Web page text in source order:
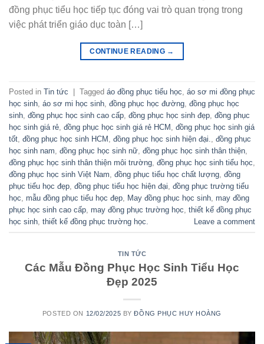
đồng phục tiểu học tiếp tục đóng vai trò quan trọng trong
việc phát triển giáo dục toàn […]
CONTINUE READING →
Posted in Tin tức Tagged áo đồng phục tiểu học áo sơ mi đồng phục
học sinh áo sơ mi học sinh đồng phục học đường đồng phục học
sinh đồng phục học sinh cao cấp đồng phục học sinh đẹp đồng phục
học sinh giá rẻ đồng phục học sinh giá rẻ HCM
đồng phục học sinh giá
tốt đồng phục học sinh HCM đồng phục học sinh hiện đại.
đồng phục
học sinh nam đồng phục học sinh nữ đồng phục học sinh thân thiện
đồng phục học sinh thân thiện môi trường đồng phục học sinh tiểu học
đồng phục học sinh Việt Nam đồng phục tiểu học chất lượng đồng
phục tiểu học đẹp đồng phục tiểu học hiện đại đồng phục trường tiểu
học mẫu đồng phục tiểu học đẹp May đồng phục học sinh may đồng
phục học sinh cao cấp may đồng phục trường học thiết kế đồng phục
học sinh thiết kế đồng phục trường học. Leave a comment
TIN TỨC
Các Mẫu Đồng Phục Học Sinh Tiểu Học
Đẹp 2025
POSTED ON 12/02/2025 BYĐỒNG PHỤC HUY HOÀNG